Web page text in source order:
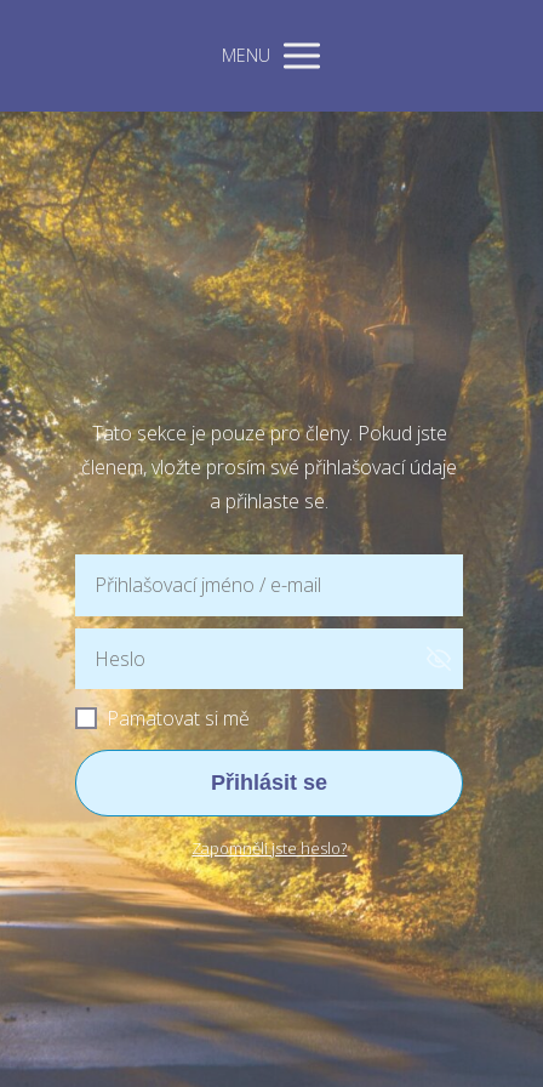
MENU
Tato sekce je pouze pro členy. Pokud jste
členem, vložte prosím své přihlašovací údaje
a přihlaste se.
Pamatovat si mě
Přihlásit se
Zapomněli jste heslo?